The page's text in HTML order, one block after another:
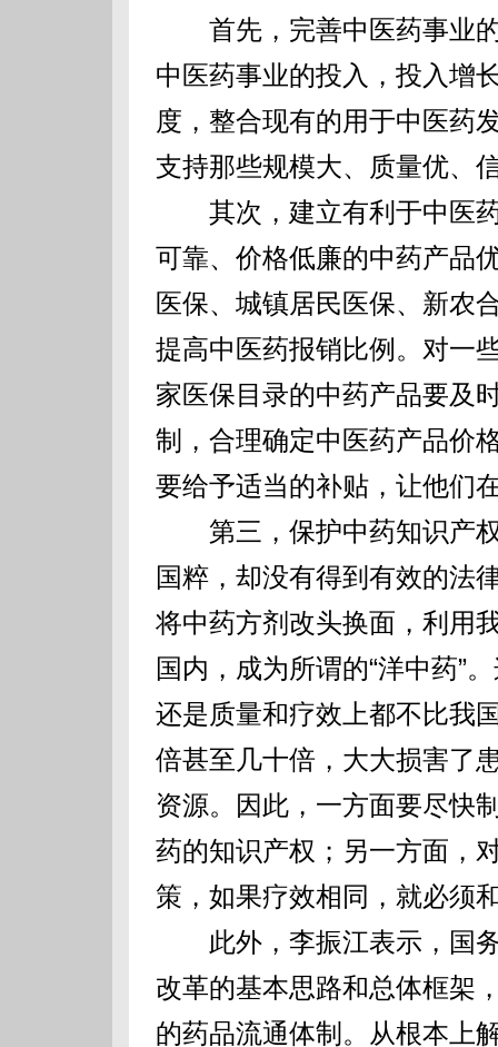
首先，完善中医药事业的
中医药事业的投入，投入增
度，整合现有的用于中医药
支持那些规模大、质量优、
其次，建立有利于中医药
可靠、价格低廉的中药产品
医保、城镇居民医保、新农
提高中医药报销比例。对一
家医保目录的中药产品要及
制，合理确定中医药产品价
要给予适当的补贴，让他们
第三，保护中药知识产权
国粹，却没有得到有效的法
将中药方剂改头换面，利用
国内，成为所谓的“洋中药”
还是质量和疗效上都不比我
倍甚至几十倍，大大损害了
资源。因此，一方面要尽快
药的知识产权；另一方面，
策，如果疗效相同，就必须
此外，李振江表示，国务
改革的基本思路和总体框架
的药品流通体制。从根本上